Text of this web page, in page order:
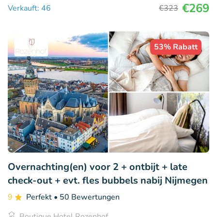
Verkauft: 46
€323 €269
53% Rabatt
Overnachting(en) voor 2 + ontbijt + late
check-out + evt. fles bubbels nabij Nijmegen
9 Perfekt • 50 Bewertungen